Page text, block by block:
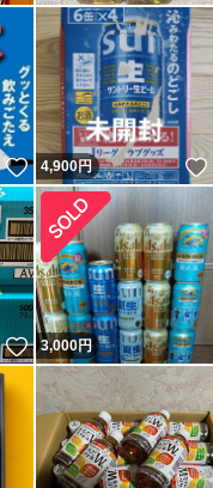
いいね！
4,900円
いいね！
3,000円